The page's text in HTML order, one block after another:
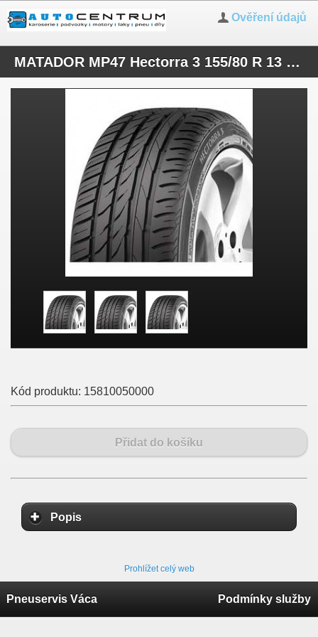
Ověření údajů
MATADOR MP47 Hectorra 3 155/80 R 13 79T
Kód produktu: 15810050000
Přidat do košíku
Popis
Prohlížet celý web
Pneuservis Váca Podmínky služby